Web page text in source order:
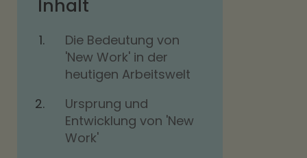
Inhalt
Die Bedeutung von
'New Work' in der
heutigen Arbeitswelt
Ursprung und
Entwicklung von 'New
Work'